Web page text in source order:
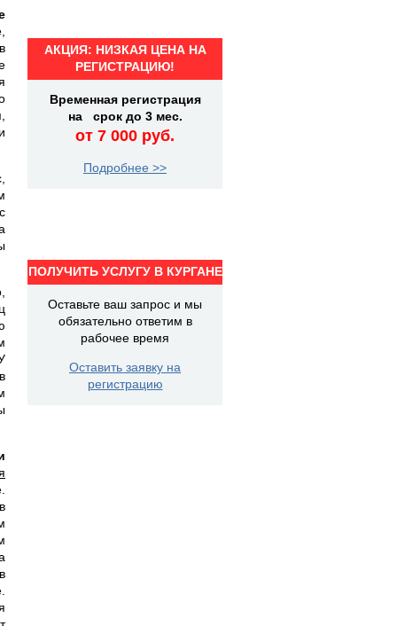
АКЦИЯ: НИЗКАЯ ЦЕНА НА
РЕГИСТРАЦИЮ!
Временная регистрация
на срок до 3 мес.
от 7 000 руб.
Подробнее >>
ПОЛУЧИТЬ УСЛУГУ В КУРГАНЕ
Оставьте ваш запрос и мы
обязательно ответим в
рабочее время
Оставить заявку на
регистрацию